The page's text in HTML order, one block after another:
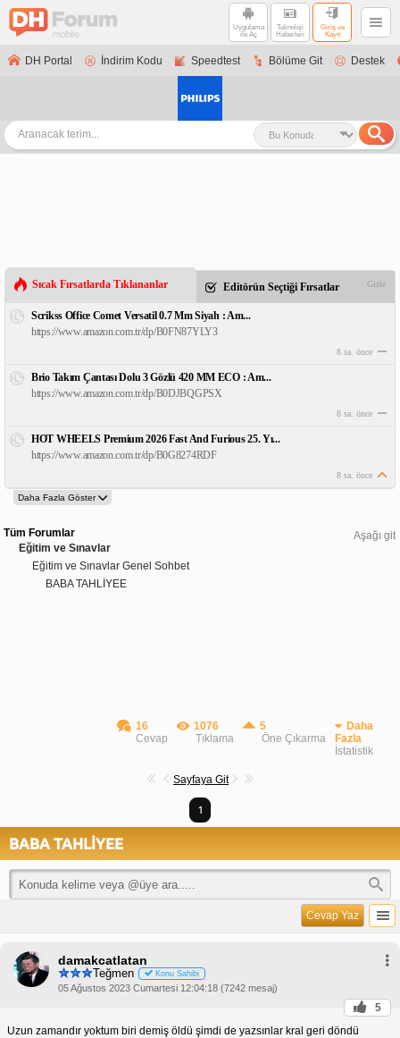
Uygulama
ile Aç
Teknoloji
Haberleri
Giriş ve
Kayıt
DH Portal İndirim Kodu Speedtest Bölüme Git Destek
Sıcak Fırsatlarda Tıklananlar Editörün Seçtiği Fırsatlar Gizle
Scrikss Office Comet Versatil 0.7 Mm Siyah : Am...
https://www.amazon.com.tr/dp/B0FN87YLY3
8 sa. önce
Brio Takım Çantası Dolu 3 Gözlü 420 MM ECO : Am...
https://www.amazon.com.tr/dp/B0DJBQGPSX
8 sa. önce
HOT WHEELS Premium 2026 Fast And Furious 25. Yı...
https://www.amazon.com.tr/dp/B0G8274RDF
8 sa. önce
Aşağı git
Tüm Forumlar
Eğitim ve Sınavlar
Eğitim ve Sınavlar Genel Sohbet
BABA TAHLİYEE
16
Cevap
1076
Tıklama
5
Öne Çıkarma
Daha
Fazla
İstatistik
Sayfaya Git
1
BABA TAHLİYEE
Cevap Yaz
damakcatlatan
Teğmen Konu Sahibi
05 Ağustos 2023 Cumartesi 12:04:18 (7242 mesaj)
5
Uzun zamandır yoktum biri demiş öldü şimdi de yazsınlar kral geri döndü